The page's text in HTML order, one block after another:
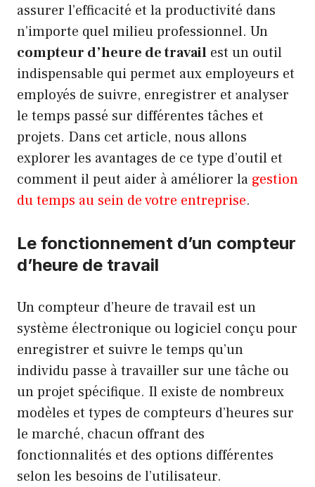
assurer l’efficacité et la productivité dans
n’importe quel milieu professionnel. Un
compteur d’heure de travail est un outil
indispensable qui permet aux employeurs et
employés de suivre, enregistrer et analyser
le temps passé sur différentes tâches et
projets. Dans cet article, nous allons
explorer les avantages de ce type d’outil et
comment il peut aider à améliorer la gestion
du temps au sein de votre entreprise.
Le fonctionnement d’un compteur
d’heure de travail
Un compteur d’heure de travail est un
système électronique ou logiciel conçu pour
enregistrer et suivre le temps qu’un
individu passe à travailler sur une tâche ou
un projet spécifique. Il existe de nombreux
modèles et types de compteurs d’heures sur
le marché, chacun offrant des
fonctionnalités et des options différentes
selon les besoins de l’utilisateur.